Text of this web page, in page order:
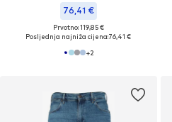
76,41 €
Prvotno: 119,85 €
Posljednja najniža cijena:76,41 €
+2